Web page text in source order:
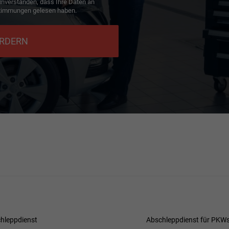
dass Ihre Daten an
gelesen haben.
Abschleppdienst für